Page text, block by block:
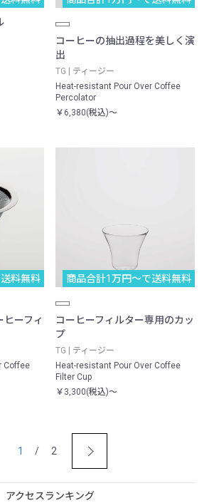
コーヒーの抽出過程を美しく演
出
TG | ティージー
Heat-resistant Pour Over Coffee
Percolator
￥6,380(税込)～
料無料
ーフィ
Coffee
商品合計1万円〜で送料無料
コーヒーフィルター専用のカッ
プ
TG | ティージー
Heat-resistant Pour Over Coffee
Filter Cup
￥3,300(税込)～
1 / 2
アクセスランキング